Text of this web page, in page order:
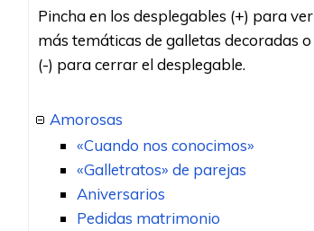
Pincha en los desplegables (+) para ver
más temáticas de galletas decoradas o
(-) para cerrar el desplegable.
Amorosas
«Cuando nos conocimos»
«Galletratos» de parejas
Aniversarios
Pedidas matrimonio